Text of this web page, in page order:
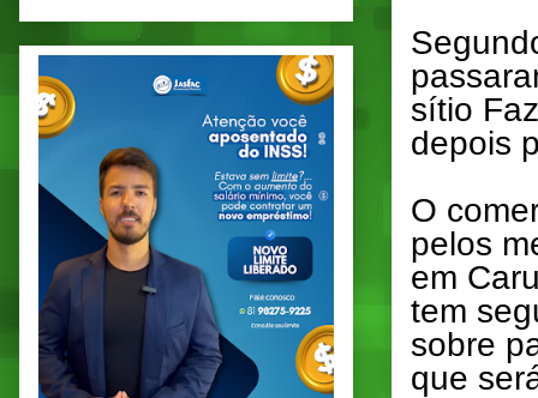
sítio
depois
O
pelos
em
tem
sobre
que